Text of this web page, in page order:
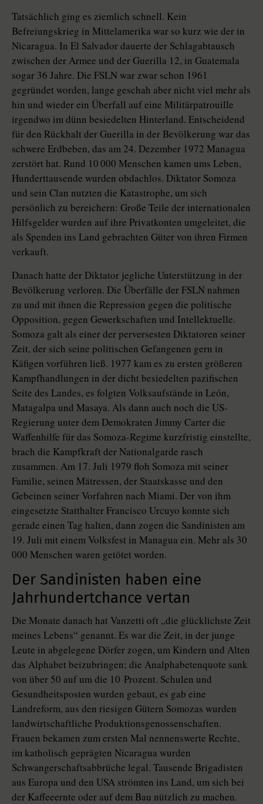
Tatsächlich ging es ziemlich schnell. Kein
Befreiungskrieg in Mittelamerika war so kurz wie der in
Nicaragua. In El Salvador dauerte der Schlagabtausch
zwischen der Armee und der Guerilla 12, in Guatemala
sogar 36 Jahre. Die FSLN war zwar schon 1961
gegründet worden, lange geschah aber nicht viel mehr als
hin und wieder ein Überfall auf eine Militärpatrouille
irgendwo im dünn besiedelten Hinterland. Entscheidend
für den Rückhalt der Guerilla in der Bevölkerung war das
schwere Erdbeben, das am 24. Dezember 1972 Managua
zerstört hat. Rund 10 000 Menschen kamen ums Leben,
Hunderttausende wurden obdachlos. Diktator Somoza
und sein Clan nutzten die Katastrophe, um sich
persönlich zu bereichern: Große Teile der internationalen
Hilfsgelder wurden auf ihre Privatkonten umgeleitet, die
als Spenden ins Land gebrachten Güter von ihren Firmen
verkauft.
Danach hatte der Diktator jegliche Unterstützung in der
Bevölkerung verloren. Die Überfälle der FSLN nahmen
zu und mit ihnen die Repression gegen die politische
Opposition, gegen Gewerkschaften und Intellektuelle.
Somoza galt als einer der perversesten Diktatoren seiner
Zeit, der sich seine politischen Gefangenen gern in
Käfigen vorführen ließ. 1977 kam es zu ersten größeren
Kampfhandlungen in der dicht besiedelten pazifischen
Seite des Landes, es folgten Volksaufstände in León,
Matagalpa und Masaya. Als dann auch noch die US-
Regierung unter dem Demokraten Jimmy Carter die
Waffenhilfe für das Somoza-Regime kurzfristig einstellte,
brach die Kampfkraft der Nationalgarde rasch
zusammen. Am 17. Juli 1979 floh Somoza mit seiner
Familie, seinen Mätressen, der Staatskasse und den
Gebeinen seiner Vorfahren nach Miami. Der von ihm
eingesetzte Statthalter Francisco Urcuyo konnte sich
gerade einen Tag halten, dann zogen die Sandinisten am
19. Juli mit einem Volksfest in Managua ein. Mehr als 30
000 Menschen waren getötet worden.
Der Sandinisten haben eine
Jahrhundertchance vertan
Die Monate danach hat Vanzetti oft „die glücklichste Zeit
meines Lebens“ genannt. Es war die Zeit, in der junge
Leute in abgelegene Dörfer zogen, um Kindern und Alten
das Alphabet beizubringen; die Analphabetenquote sank
von über 50 auf um die 10 Prozent. Schulen und
Gesundheitsposten wurden gebaut, es gab eine
Landreform, aus den riesigen Gütern Somozas wurden
landwirtschaftliche Produktionsgenossenschaften.
Frauen bekamen zum ersten Mal nennenswerte Rechte,
im katholisch geprägten Nicaragua wurden
Schwangerschaftsabbrüche legal. Tausende Brigadisten
aus Europa und den USA strömten ins Land, um sich bei
der Kaffeeernte oder auf dem Bau nützlich zu machen.